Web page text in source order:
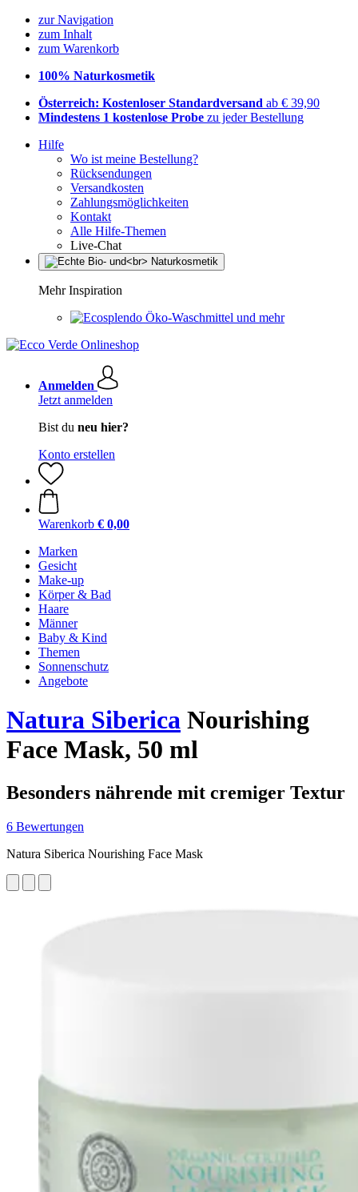
zur Navigation
zum Inhalt
zum Warenkorb
100% Naturkosmetik
Österreich: Kostenloser Standardversand ab € 39,90
Mindestens 1 kostenlose Probe zu jeder Bestellung
Hilfe
Wo ist meine Bestellung?
Rücksendungen
Versandkosten
Zahlungsmöglichkeiten
Kontakt
Alle Hilfe-Themen
Live-Chat
Mehr Inspiration
Öko-Waschmittel und mehr
Anmelden
Jetzt anmelden
Bist du neu hier?
Konto erstellen
Warenkorb € 0,00
Marken
Gesicht
Make-up
Körper & Bad
Haare
Männer
Baby & Kind
Themen
Sonnenschutz
Angebote
Natura Siberica Nourishing
Face Mask, 50 ml
Besonders nährende mit cremiger Textur
6 Bewertungen
Natura Siberica Nourishing Face Mask